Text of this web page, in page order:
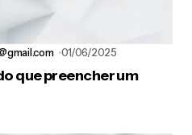
01/06/2025
que preencher um